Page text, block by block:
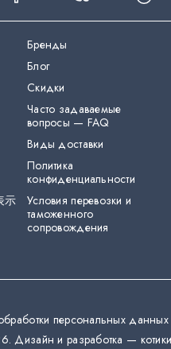
Бренды
Блог
Скидки
Часто задаваемые
вопросы — FAQ
Виды доставки
Политика
конфиденциальности
示
Условия перевозки и
таможенного
сопровождения
персональных данных
.Дизайн и разработка —